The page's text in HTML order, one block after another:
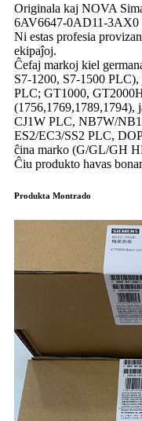
Originala kaj NOVA
6AV6647-0AD11-3AX0
Ni estas profesia
ekipaĵoj.
Ĉefaj markoj kiel
S7-1200, S7-1500
PLC; GT1000,
CJ1W PLC, NB7W/
ES2/EC3/SS2 PLC,
ĉina marko (G/GL/GH
Ĉiu produkto havas
Produkta Montrado